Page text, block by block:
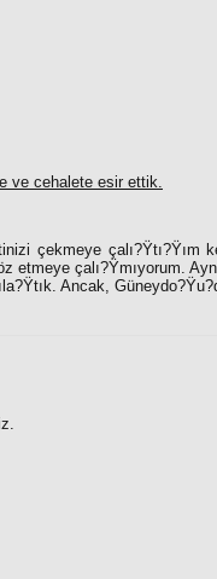
ve cehalete esir ettik.
çekmeye çalı?Ÿtı?Ÿım
etmeye çalı?Ÿmıyorum.
Ancak,